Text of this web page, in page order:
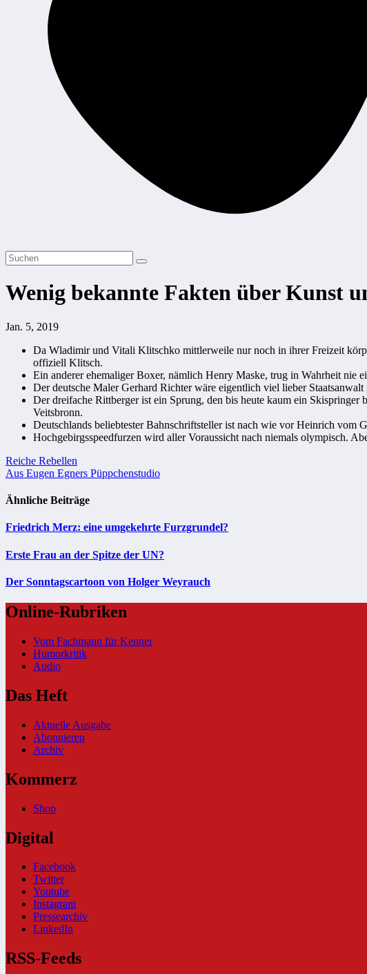
Wenig bekannte Fakten über Kunst
Jan. 5, 2019
Da Wladimir und Vitali Klitschko mittlerweile nur noch in ihrer Freizeit
offiziell Klitsch.
Ein anderer ehemaliger Boxer, nämlich Henry Maske, trug in Wahrheit nie
Der deutsche Maler Gerhard Richter wäre eigentlich viel lieber Staatsanwalt
Der dreifache Rittberger ist ein Sprung, den bis heute kaum ein
Veitsbronn.
Deutschlands beliebtester Bahnschriftsteller ist nach wie vor Heinrich vom
Hochgebirgsspeedfurzen wird aller Voraussicht nach niemals olympisch.
Beitragsnavigation
Reiche Rebellen
Aus Eugen Egners Püppchenstudio
Ähnliche Beiträge
Friedrich Merz: eine umgekehrte Furzgrundel?
Erste Frau an der Spitze der UN?
Der Sonntagscartoon von Holger Weyrauch
Online-Rubriken
Vom Fachmann für Kenner
Humorkritik
Audio
Das Heft
Aktuelle Ausgabe
Abonnieren
Archiv
Kommerz
Shop
Digital
Facebook
Twitter
Youtube
Instagram
Pressearchiv
LinkedIn
RSS-Feeds